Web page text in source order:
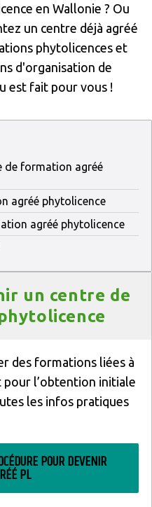
en Wallonie ? Ou
un centre déjà agréé
phytolicences et
d'organisation de
est fait pour vous !
de formation agréé
agréé phytolicence
agréé phytolicence
un centre de
des formations liées à
pour l’obtention initiale
les infos pratiques
POUR DEVENIR
PL